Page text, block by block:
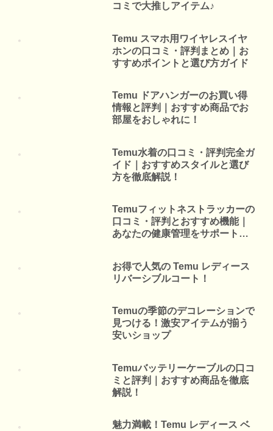
コミで大推しアイテム♪
Temu スマホ用ワイヤレスイヤ
ホンの口コミ・評判まとめ｜お
すすめポイントと選び方ガイド
Temu ドアハンガーのお買い得
情報と評判｜おすすめ商品でお
部屋をおしゃれに！
Temu水着の口コミ・評判完全ガ
イド｜おすすめスタイルと選び
方を徹底解説！
Temuフィットネストラッカーの
口コミ・評判とおすすめ機能｜
あなたの健康管理をサポートす
お得で人気の Temu レディース
リバーシブルコート！
Temuの季節のデコレーションで
見つける！激安アイテムが揃う
安いショップ
Temuバッテリーケーブルの口コ
ミと評判｜おすすめ商品を徹底
解説！
魅力満載！Temu レディース ベ